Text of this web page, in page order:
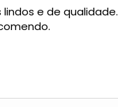
lindos e de qualidade.